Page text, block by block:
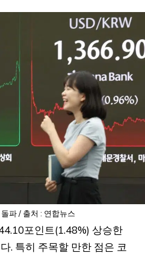
파 / 출처 : 연합뉴스
포인트(1.48%) 상승한
. 특히 주목할 만한 점은 코